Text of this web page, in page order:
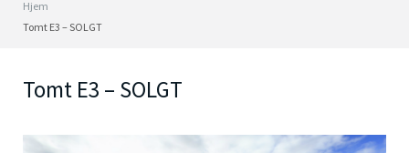
Hjem
Tomt E3 – SOLGT
Tomt E3 – SOLGT